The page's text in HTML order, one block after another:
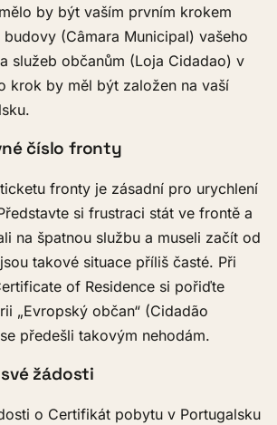
by být vaším prvním krokem
budovy (Câmara Municipal) vašeho
služeb občanům (Loja Cidadao) v
krok by měl být založen na vaší
číslo fronty
fronty je zásadní pro urychlení
si frustraci stát ve frontě a
na špatnou službu a museli začít od
takové situace příliš časté. Při
of Residence si pořiďte
„Evropský občan“ (Cidadão
předešli takovým nehodám.
žádosti
o Certifikát pobytu v Portugalsku